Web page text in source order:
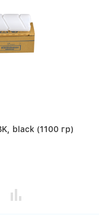
black (1100 гр)